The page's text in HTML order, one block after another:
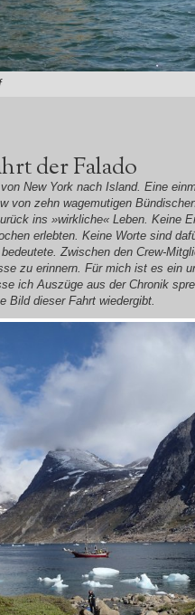
der Falado
New York nach Island. Eine
von zehn wagemutigen
ins »wirkliche« Leben. Keine
erlebten. Keine Worte sind
Zwischen den Crew-
zu erinnern. Für mich ist es ein
ich Auszüge aus der Chronik
Bild dieser Fahrt wiedergibt.